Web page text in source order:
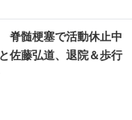
髄梗塞で活動休止中
佐藤弘道、退院＆歩行